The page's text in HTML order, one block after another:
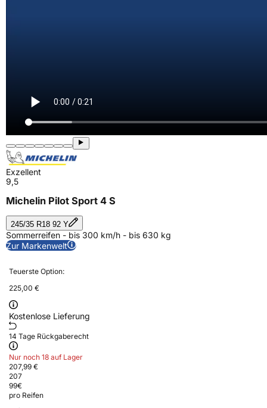
Exzellent
9,5
Michelin Pilot Sport 4 S
245/35 R18 92 Y
Sommerreifen - bis 300 km/h - bis 630 kg
Zur Markenwelt
Teuerste Option:
225,00 €
Kostenlose Lieferung
14 Tage Rückgaberecht
Nur noch 18 auf Lager
207,99 €
207
99€
pro Reifen